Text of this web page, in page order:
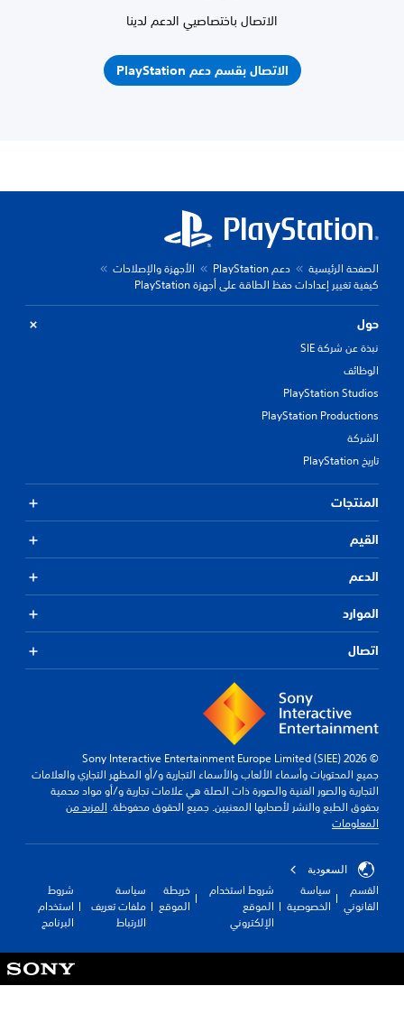
الاتصال باختصاصيي الدعم لدينا
الاتصال بقسم دعم PlayStation
الصفحة الرئيسية دعم PlayStation
الأجهزة والإصلاحات
كيفية تغيير إعدادات حفظ الطاقة على أجهزة PlayStation
حول
نبذة عن شركة SIE
الوظائف
PlayStation Studios
PlayStation Productions
الشركة
تاريخ PlayStation
المنتجات
القيم
الدعم
الموارد
اتصال
© 2026 Sony Interactive Entertainment Europe Limited (SIEE)
جميع المحتويات وأسماء الألعاب والأسماء التجارية و/أو المظهر التجاري والعلامات
التجارية والصور الفنية والصورة ذات الصلة هي علامات تجارية و/أو مواد محمية
بحقوق الطبع والنشر لأصحابها المعنيين. جميع الحقوق محفوظة.المزيد من
المعلومات
السعودية
القسم
القانوني
سياسة
الخصوصية
شروط استخدام
الموقع
الإلكتروني
خريطة
الموقع
سياسة
ملفات تعريف
الارتباط
شروط
استخدام
البرنامج